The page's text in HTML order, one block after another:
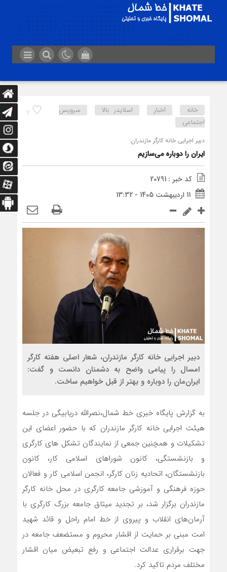
7 خانه اخبار اسلایدر بالا
سرویس
اجتماعی
دبیر اجرایی خانه کارگر مازندران:
ایران را دوباره می‌سازیم
کد خبر : 20791
11 اردیبهشت 1405 - 13:32
دبیر اجرایی خانه کارگر مازندران، شعار اصلی هفته کارگر
امسال را پیامی واضح به دشمنان دانست و گفت:
ایران‌مان را دوباره و بهتر از قبل خواهیم ساخت.
به گزارش پایگاه خبری خط شمال،نصرالله دریابیگی در جلسه
هیئت اجرایی خانه کارگر مازندران که با حضور اعضای این
تشکیلات و همچنین جمعی از نمایندگان تشکل های کارگری
و بازنشستگی، کانون شوراهای اسلامی کار، کانون
بازنشستگان، اتحادیه زنان کارگر، انجمن اسلامی کار و فعالان
حوزه فرهنگی و آموزشی جامعه کارگری در محل خانه کارگر
مازندران برگزار شد، بر تجدید میثاق جامعه بزرگ کارگری با
آرمان‌های انقلاب و پیروی از خط امام راحل و قائد شهید
امت مبنی بر حمایت از اقشار محروم و مستضعف جامعه در
جهت برقراری عدالت اجتماعی و رفع تبعیض میان اقشار
مختلف مردم تاکید کرد.